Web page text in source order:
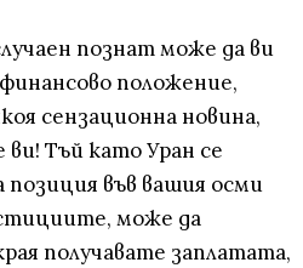
познат може да ви
положение,
сензационна новина,
ви! Тъй като Уран се
позиция във вашия осми
може да
получавате заплатата,